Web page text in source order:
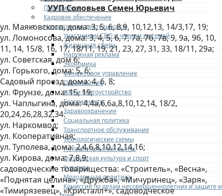
Полномочия
Кадровое обеспечение
Направления деятельности
Участникам СВО и членам их семей
Жилищная сфера
Наружная реклама
Экономика
Финансовое управление
Образование
ЖКХ и благоустройство
Безопасность
Здравоохранение
Социальная политика
Транспортное обслуживание
Технологические схемы
Потребительский рынок
Физическая культура и спорт
Культура
Молодежная политика
Комиссия по делам несовершеннолетних и защите
УУП Соловьев Семен Юрьевич
ул. Маяковского, дома: 3, 5, 6, 8,9, 10,12,13, 14/3,17, 19;
ул. Ломоносова, дома: 3, 4, 5, 6, 7, 7а, 7б, 7в, 9, 9а, 9б, 10,
11, 14, 15/8, 16, 17, 18/11, 19, 21, 23, 27, 31, 33, 18/11, 29а;
ул. Советская, дом 6;
ул. Горького, дома: 5, 6;
Садовый проезд, дома: 4, 6, 8;
ул. Фрунзе, дома: 15, 19;
ул. Чаплыгина, дома: 4,4а,6,6а,8,10,12,14, 18/2,
20,24,26,28,32,34.
ул. Наркомвод;
ул. Кооперативная;
ул. Туполева, дома: 2,4,6,8,10,12,14,16;
ул. Кирова, дома: 7,8,9;
садоводческие товарищества: «Строитель», «Весна»,
«Поднятая целина», «Дружба», «Мичуринец», «Заря»,
«Тимирязевец», «Кристалл+», садоводческое